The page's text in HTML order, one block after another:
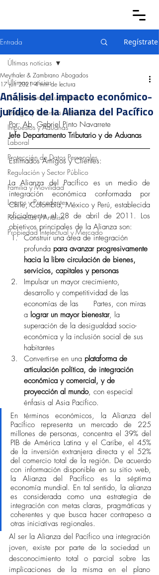
Entrada Regístrate
Últimas noticias
Corporativo y Cumplimiento
Energía y Recursos Naturales
Impuestos y Aduanas
Laboral
Protección de Datos Personales
Regulación y Sector Público
Familia y Movilidad
Logros y Precedentes
Ponencias y Análisis
Propiedad Intelectual y Mercado
Últimas noticias
Análisis del impacto económico-
jurídico de la Alianza del Pacífico
Meythaler & Zambrano Abogados
17 jun 2021 4 min de lectura
Por: Ab. Gabriel Pinto Navarrete
Jefe Departamento Tributario y de Aduanas
Estimados Amigos y Clientes:
La Alianza del Pacífico es un medio de
integración económica conformada por
Chile, Colombia, México y Perú, establecida
oficialmente el 28 de abril de 2011. Los
objetivos principales de la Alianza son:
Construir una área de integración
profunda para avanzar progresivamente
hacia la libre circulación de bienes,
servicios, capitales y personas
Impulsar un mayor crecimiento,
desarrollo y competitividad de las
economías de las      Partes, con miras
a lograr un mayor bienestar, la
superación de la desigualdad socio-
económica y la inclusión social de sus
habitantes
Convertirse en una plataforma de
articulación política, de integración
económica y comercial, y de
proyección al mundo, con especial
énfasis al Asia Pacífico.
En términos económicos, la Alianza del
Pacífico representa un mercado de 225
millones de personas, concentra el 39% del
PIB de América Latina y el Caribe, el 45%
de la inversión extranjera directa y el 52%
del comercio total de la región. De acuerdo
con información disponible en su sitio web,
la Alianza del Pacífico es la séptima
economía mundial. En tal sentido, la alianza
es considerada como una estrategia de
integración con metas claras, pragmáticas y
coherentes y que busca hacer contrapeso a
otras iniciativas regionales.
Al ser la Alianza del Pacífico una integración
joven, existe por parte de la sociedad un
desconocimiento total o parcial sobre las
implicaciones de la misma en el plano